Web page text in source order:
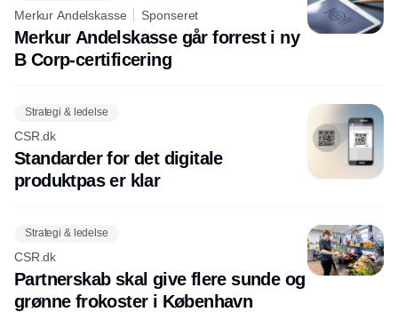
Merkur Andelskasse Sponseret
Merkur Andelskasse går forrest i ny
B Corp-certificering
Strategi & ledelse
CSR.dk
Standarder for det digitale
produktpas er klar
Strategi & ledelse
CSR.dk
Partnerskab skal give flere sunde og
grønne frokoster i København